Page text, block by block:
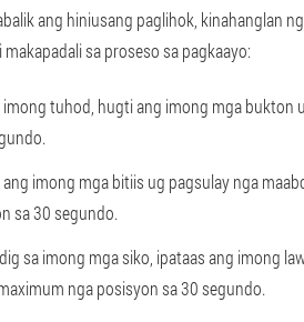
ang hiniusang paglihok, kinahanglan
sa proseso sa pagkaayo:
tuhod, hugti ang imong mga bukton
imong mga bitiis ug pagsulay nga
sa 30 segundo.
sa imong mga siko, ipataas ang imong
nga posisyon sa 30 segundo.